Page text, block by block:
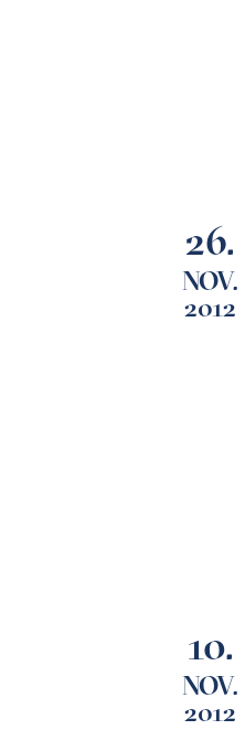
26.
NOV.
2012
10.
NOV.
2012